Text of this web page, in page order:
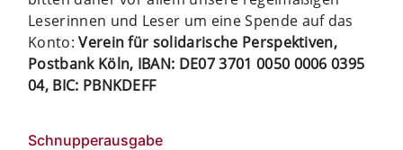
Leserinnen und Leser um eine Spende auf das
Konto:Verein für solidarische Perspektiven,
Postbank Köln, IBAN: DE07 3701 0050 0006 0395
04, BIC: PBNKDEFF
Schnupperausgabe